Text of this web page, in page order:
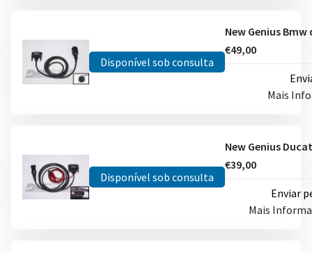
Disponível sob consulta
€49,00
Mais
Disponível sob consulta
€39,00
Enviar
Mais